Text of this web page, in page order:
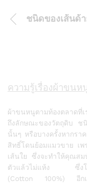
ชนิดของเส้นด้
ความรู้เรื่องผ้าขน
ผ้าขนหนูตามท้องตลาดที่
ถึงลักษณะของวัตถุดิบ ช
นั้นๆ หรือบางครั้งหากรา
สิทธิ์โดนย้อมแมวขาย เพ
เส้นใย ซึ่งจะทำให้คุณส
ตัวแล้วไม่แห้ง ซึ่งโรงง
(Cotton 100%) อีก